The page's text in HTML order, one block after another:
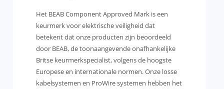
Het BEAB Component Approved Mark is een
keurmerk voor elektrische veiligheid dat
betekent dat onze producten zijn beoordeeld
door BEAB, de toonaangevende onafhankelijke
Britse keurmerkspecialist, volgens de hoogste
Europese en internationale normen. Onze losse
kabelsystemen en ProWire systemen hebben het